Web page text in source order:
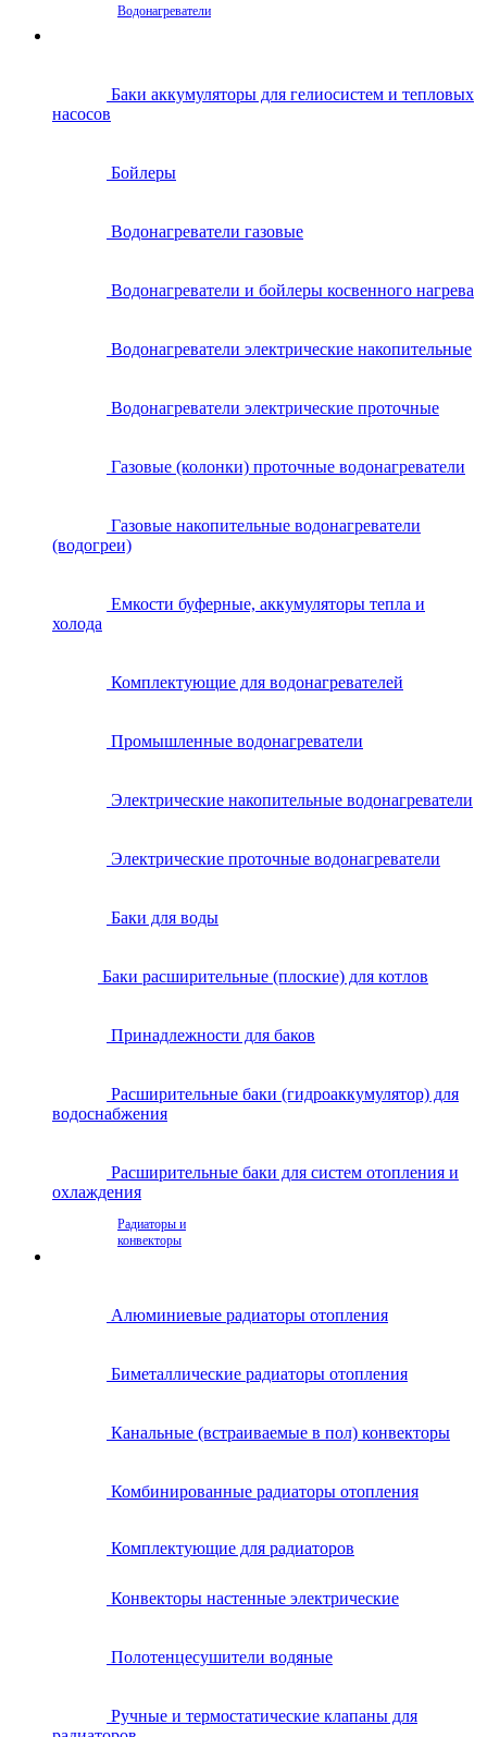
Водонагреватели
Баки аккумуляторы для гелиосистем и тепловых
насосов
Бойлеры
Водонагреватели газовые
Водонагреватели и бойлеры косвенного нагрева
Водонагреватели электрические накопительные
Водонагреватели электрические проточные
Газовые (колонки) проточные водонагреватели
Газовые накопительные водонагреватели
(водогреи)
Емкости буферные, аккумуляторы тепла и
холода
Комплектующие для водонагревателей
Промышленные водонагреватели
Электрические накопительные водонагреватели
Электрические проточные водонагреватели
Баки для воды
Баки расширительные (плоские) для котлов
Принадлежности для баков
Расширительные баки (гидроаккумулятор) для
водоснабжения
Расширительные баки для систем отопления и
охлаждения
Радиаторы и
конвекторы
Алюминиевые радиаторы отопления
Биметаллические радиаторы отопления
Канальные (встраиваемые в пол) конвекторы
Комбинированные радиаторы отопления
Комплектующие для радиаторов
Конвекторы настенные электрические
Полотенцесушители водяные
Ручные и термостатические клапаны для